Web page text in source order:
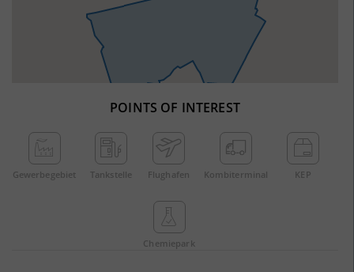
POINTS OF INTEREST
Gewerbe­gebiet Tankstelle Flughafen Kombi­terminal KEP
Chemie­park